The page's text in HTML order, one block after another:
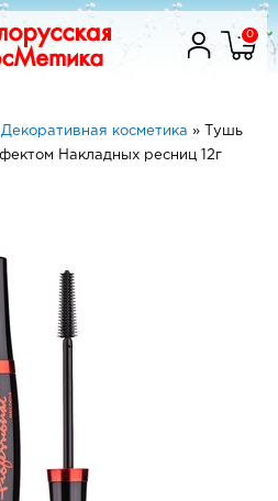
0
Декоративная косметика »
Тушь
Накладных ресниц 12г